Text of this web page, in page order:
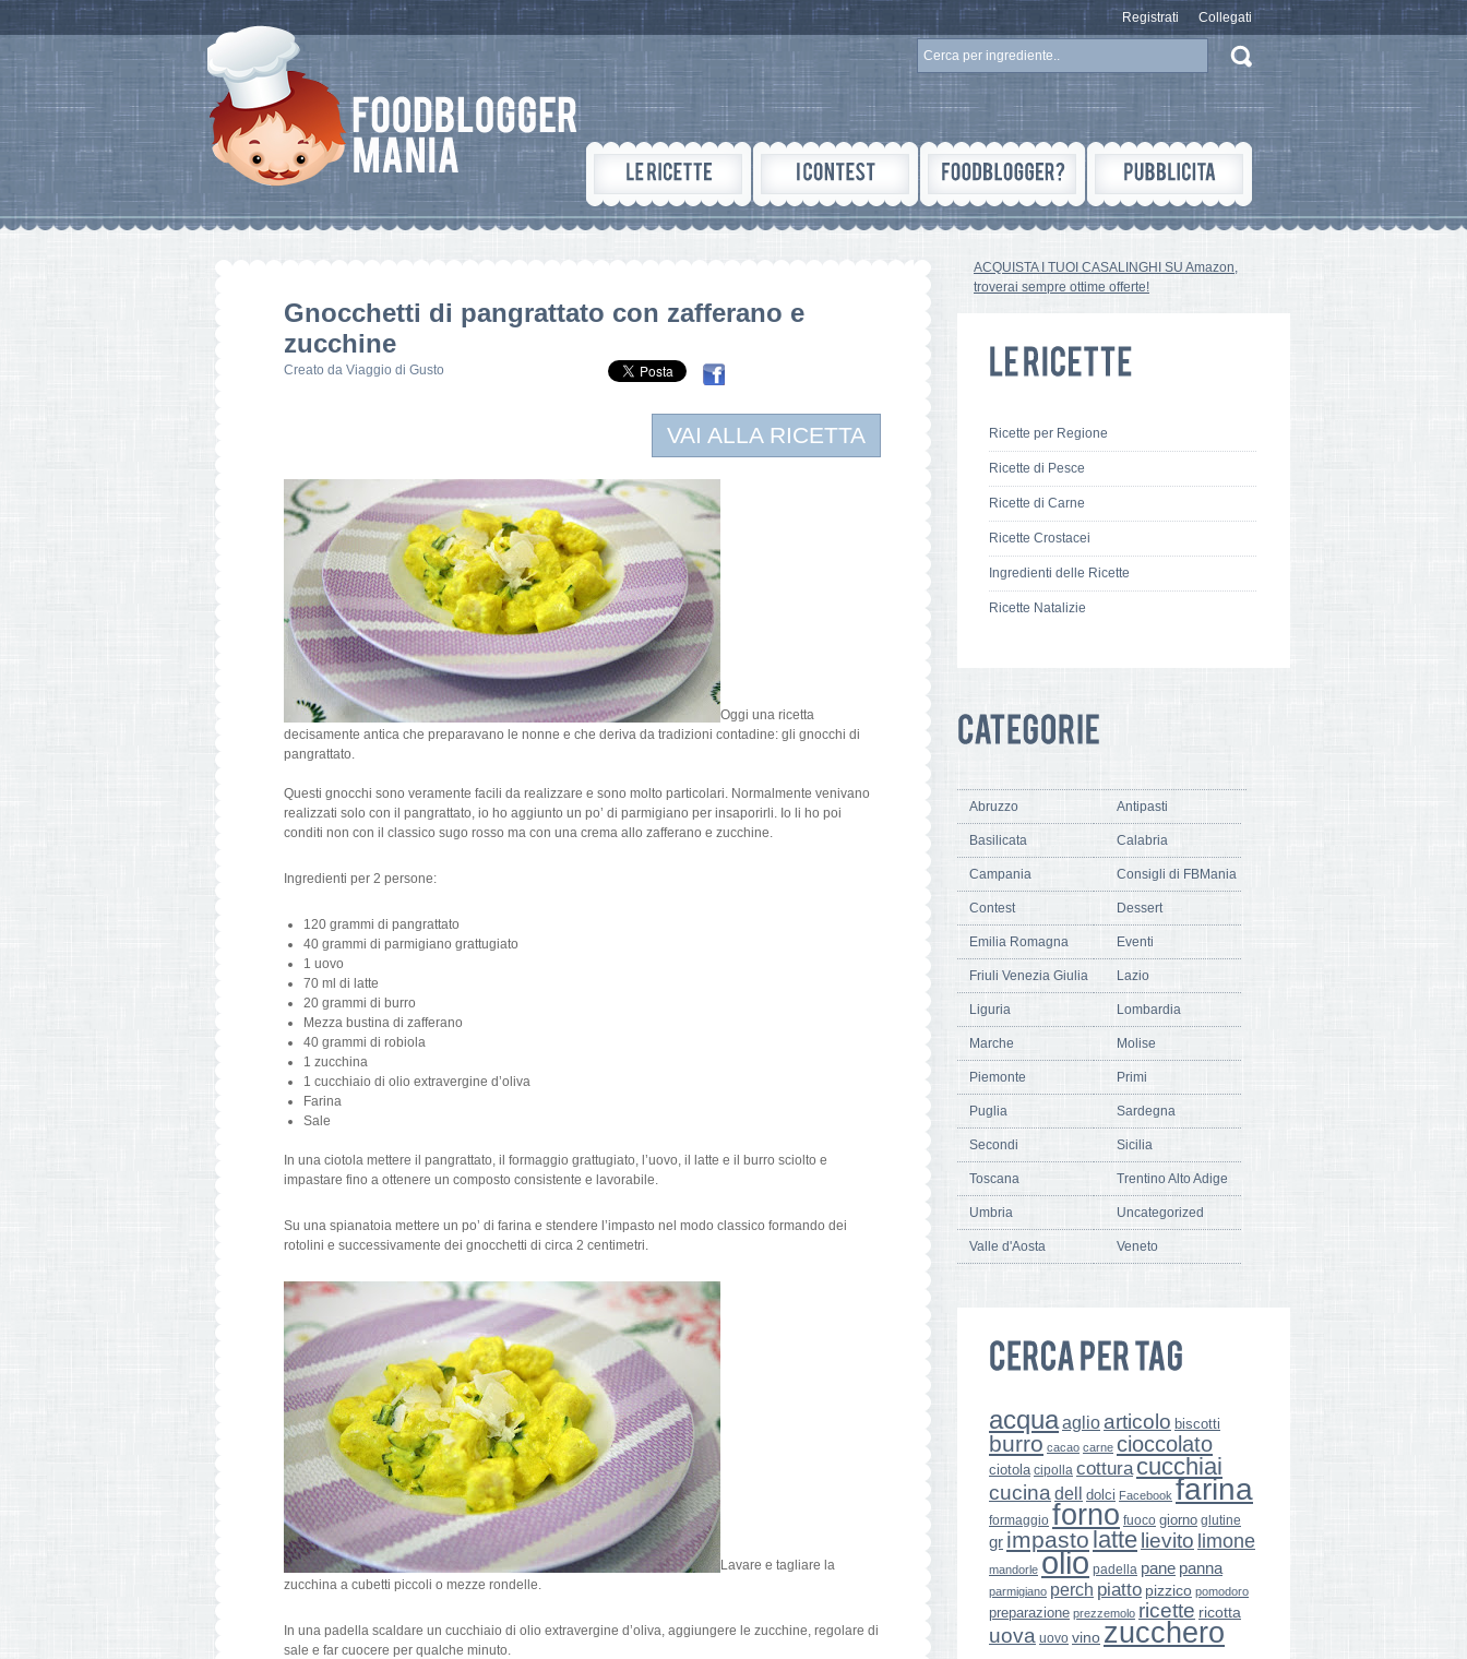
Registrati Collegati
Gnocchetti di pangrattato con zafferano e
zucchine
Creato da Viaggio di Gusto
VAI ALLA RICETTA
Oggi una ricetta
decisamente antica che preparavano le nonne e che deriva da tradizioni contadine: gli gnocchi di
pangrattato.
Questi gnocchi sono veramente facili da realizzare e sono molto particolari. Normalmente venivano
realizzati solo con il pangrattato, io ho aggiunto un po’ di parmigiano per insaporirli. Io li ho poi
conditi non con il classico sugo rosso ma con una crema allo zafferano e zucchine.
Ingredienti per 2 persone:
120 grammi di pangrattato
40 grammi di parmigiano grattugiato
1 uovo
70 ml di latte
20 grammi di burro
Mezza bustina di zafferano
40 grammi di robiola
1 zucchina
1 cucchiaio di olio extravergine d’oliva
Farina
Sale
In una ciotola mettere il pangrattato, il formaggio grattugiato, l’uovo, il latte e il burro sciolto e
impastare fino a ottenere un composto consistente e lavorabile.
Su una spianatoia mettere un po’ di farina e stendere l’impasto nel modo classico formando dei
rotolini e successivamente dei gnocchetti di circa 2 centimetri.
Lavare e tagliare la
zucchina a cubetti piccoli o mezze rondelle.
In una padella scaldare un cucchiaio di olio extravergine d’oliva, aggiungere le zucchine, regolare di
sale e far cuocere per qualche minuto.
ACQUISTA I TUOI CASALINGHI SU Amazon,
troverai sempre ottime offerte!
Ricette per Regione
Ricette di Pesce
Ricette di Carne
Ricette Crostacei
Ingredienti delle Ricette
Ricette Natalizie
Abruzzo Antipasti
Basilicata Calabria
Campania Consigli di FBMania
Contest Dessert
Emilia Romagna Eventi
Friuli Venezia Giulia Lazio
Liguria Lombardia
Marche Molise
Piemonte Primi
Puglia Sardegna
Secondi Sicilia
Toscana Trentino Alto Adige
Umbria Uncategorized
Valle d'Aosta Veneto
acquaaglio articolo biscotti
burro cacao carne cioccolato
ciotola cipolla cottura cucchiai
cucina dell dolci Facebook farina
formaggio forno fuoco giorno glutine
gr impasto latte lievito limone
mandorle olio padella pane panna
parmigiano perch piatto pizzico pomodoro
preparazione prezzemolo ricette ricotta
uova uovo vino zucchero